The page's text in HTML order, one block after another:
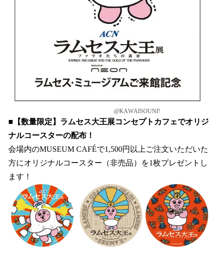
@KAWAISOUNI!
■【数量限定】ラムセス大王展コンセプトカフェでオリジ
ナルコースターの配布！
会場内のMUSEUM CAFÉで1,500円以上ご注文いただいた
方にオリジナルコースター（非売品）を1枚プレゼントし
ます！